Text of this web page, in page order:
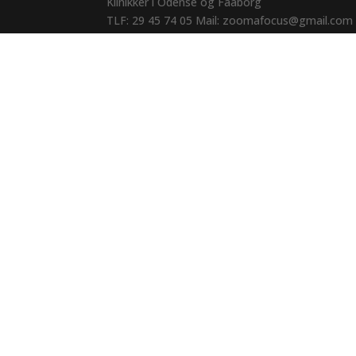
TLF: 29 45 74 05 Mail: zoomafocus@gmail.com